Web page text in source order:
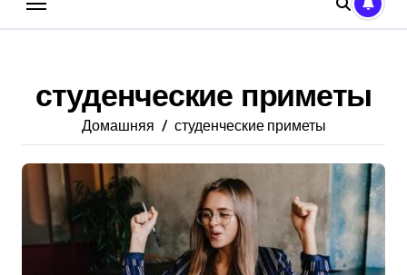
студенческие приметы
Домашняя студенческие приметы